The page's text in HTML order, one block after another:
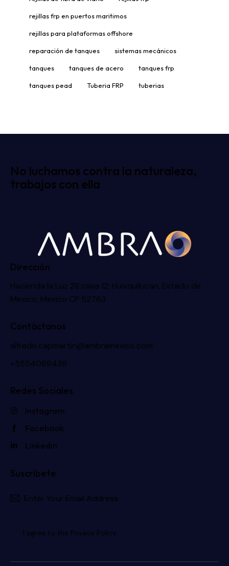
rejillas frp en puertos maritimos
rejillas para plataformas offshore
reparación de tanques sistemas mecánicos
tanques tanques de acero tanques frp
tanques pead Tuberia FRP tuberias
No luchamos contra la naturaleza,
trabajos con ella
Dirección
Hacienda la Luz 28 casa 12; Huixquilucan, Estado de
Mexico, Mexico CP 52763
Contáctanos
alfredo.capmartin@ambramexico.com
+5554069439
Redes Sociales
Instagram
Facebook
Linkedin
Suscríbete
I agree to the Privacy Policy